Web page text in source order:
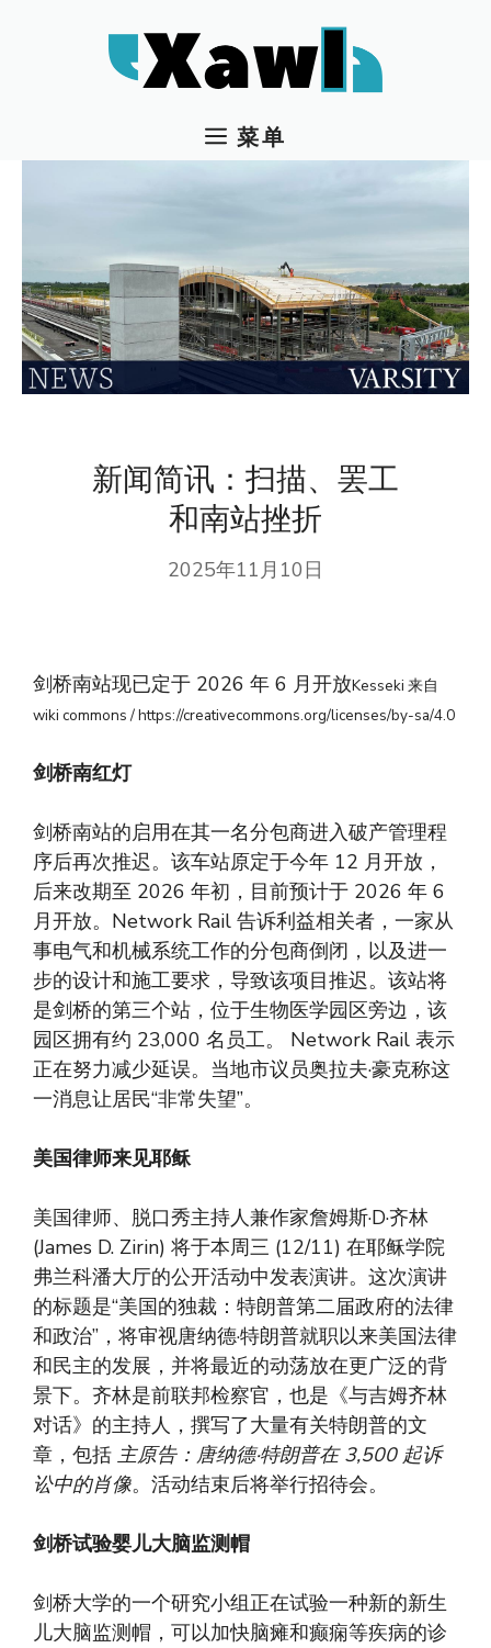
菜单
新闻简讯：扫描、罢工
和南站挫折
2025年11月10日
剑桥南站现已定于 2026 年 6 月开放Kesseki 来自
wiki commons / https://creativecommons.org/licenses/by-sa/4.0
剑桥南红灯
剑桥南站的启用在其一名分包商进入破产管理程
序后再次推迟。该车站原定于今年 12 月开放，
后来改期至 2026 年初，目前预计于 2026 年 6
月开放。Network Rail 告诉利益相关者，一家从
事电气和机械系统工作的分包商倒闭，以及进一
步的设计和施工要求，导致该项目推迟。该站将
是剑桥的第三个站，位于生物医学园区旁边，该
园区拥有约 23,000 名员工。 Network Rail 表示
正在努力减少延误。当地市议员奥拉夫·豪克称这
一消息让居民“非常失望”。
美国律师来见耶稣
美国律师、脱口秀主持人兼作家詹姆斯·D·齐林
(James D. Zirin) 将于本周三 (12/11) 在耶稣学院
弗兰科潘大厅的公开活动中发表演讲。这次演讲
的标题是“美国的独裁：特朗普第二届政府的法律
和政治”，将审视唐纳德·特朗普就职以来美国法律
和民主的发展，并将最近的动荡放在更广泛的背
景下。齐林是前联邦检察官，也是《与吉姆齐林
对话》的主持人，撰写了大量有关特朗普的文
章，包括 主原告：唐纳德·特朗普在 3,500 起诉
讼中的肖像。活动结束后将举行招待会。
剑桥试验婴儿大脑监测帽
剑桥大学的一个研究小组正在试验一种新的新生
儿大脑监测帽，可以加快脑瘫和癫痫等疾病的诊